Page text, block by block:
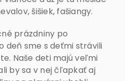
šišiek, fašiangy.
prázdniny po
deň sme s deťmi strávili
Naše deti majú veľmi
by sa v nej čľapkať aj